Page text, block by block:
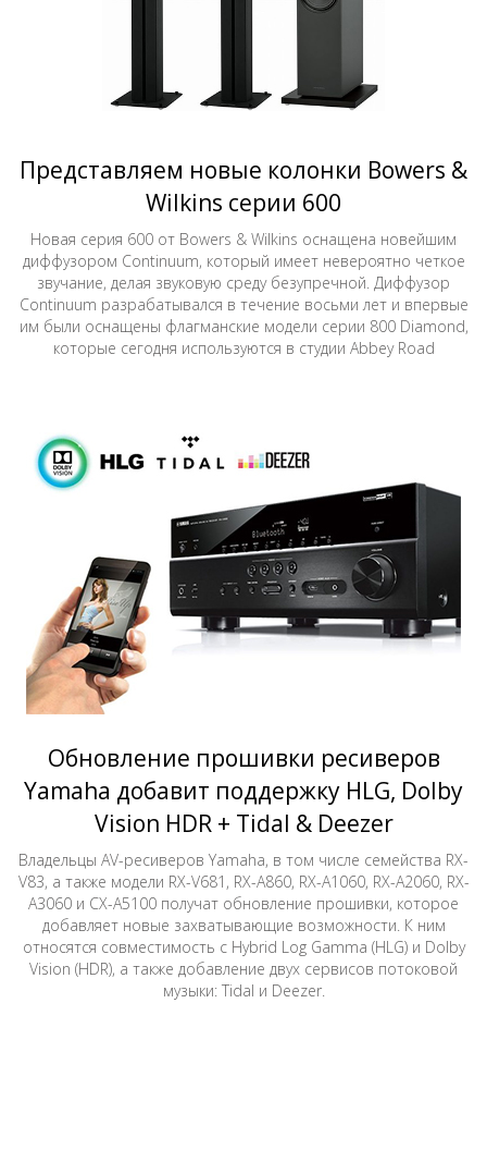
Представляем новые колонки Bowers &
Wilkins серии 600
Новая серия 600 от Bowers & Wilkins оснащена новейшим
диффузором Continuum, который имеет невероятно четкое
звучание, делая звуковую среду безупречной. Диффузор
Continuum разрабатывался в течение восьми лет и впервые
им были оснащены флагманские модели серии 800 Diamond,
которые сегодня используются в студии Abbey Road
Обновление прошивки ресиверов
Yamaha добавит поддержку HLG, Dolby
Vision HDR + Tidal & Deezer
Владельцы AV-ресиверов Yamaha, в том числе семейства RX-
V83, а также модели RX-V681, RX-A860, RX-A1060, RX-A2060, RX-
A3060 и CX-A5100 получат обновление прошивки, которое
добавляет новые захватывающие возможности. К ним
относятся совместимость с Hybrid Log Gamma (HLG) и Dolby
Vision (HDR), а также добавление двух сервисов потоковой
музыки: Tidal и Deezer.